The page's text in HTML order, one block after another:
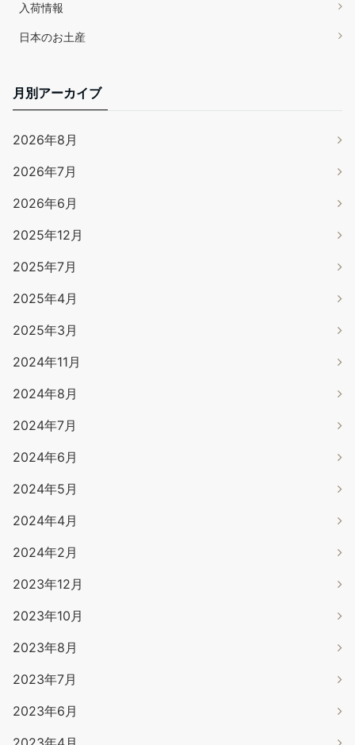
入荷情報
日本のお土産
月別アーカイブ
2026年8月
2026年7月
2026年6月
2025年12月
2025年7月
2025年4月
2025年3月
2024年11月
2024年8月
2024年7月
2024年6月
2024年5月
2024年4月
2024年2月
2023年12月
2023年10月
2023年8月
2023年7月
2023年6月